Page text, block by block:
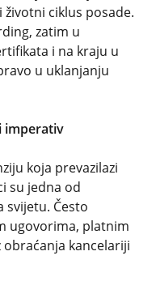
životni ciklus posade.
zatim u
i na kraju u
u uklanjanju
imperativ
koja prevazilazi
su jedna od
svijetu. Često
ugovorima, platnim
kancelariji